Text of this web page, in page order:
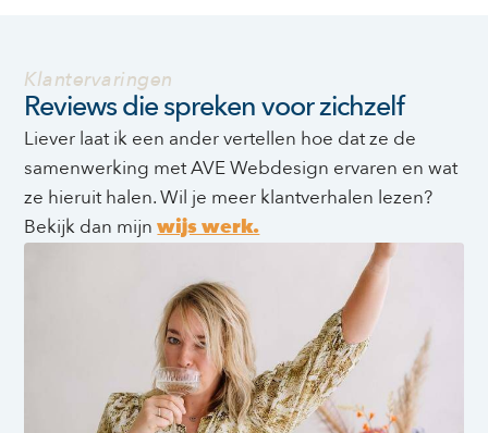
Klantervaringen
Reviews die spreken voor zichzelf
Liever laat ik een ander vertellen hoe dat ze de
samenwerking met AVE Webdesign ervaren en wat
ze hieruit halen. Wil je meer klantverhalen lezen?
Bekijk dan mijnwijs werk.